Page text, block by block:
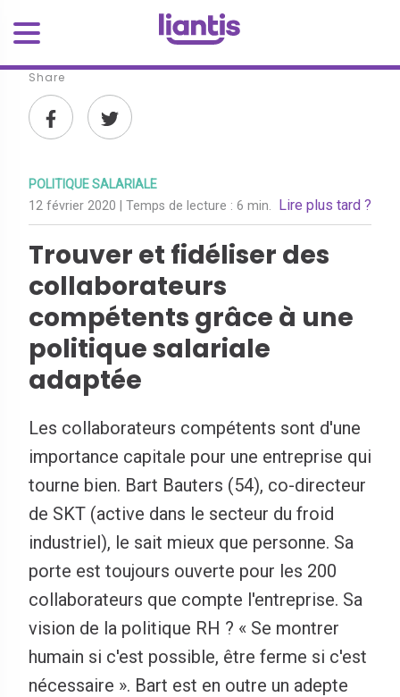
Share
POLITIQUE SALARIALE
12 février 2020 | Temps de lecture : 6 min. Lire plus tard ?
Trouver et fidéliser des
collaborateurs
compétents grâce à une
politique salariale
adaptée
Les collaborateurs compétents sont d'une
importance capitale pour une entreprise qui
tourne bien. Bart Bauters (54), co-directeur
de SKT (active dans le secteur du froid
industriel), le sait mieux que personne. Sa
porte est toujours ouverte pour les 200
collaborateurs que compte l'entreprise. Sa
vision de la politique RH ? « Se montrer
humain si c'est possible, être ferme si c'est
nécessaire ». Bart est en outre un adepte